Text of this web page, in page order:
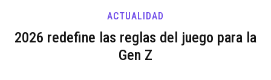
ACTUALIDAD
2026 redefine las reglas del juego para la
Gen Z